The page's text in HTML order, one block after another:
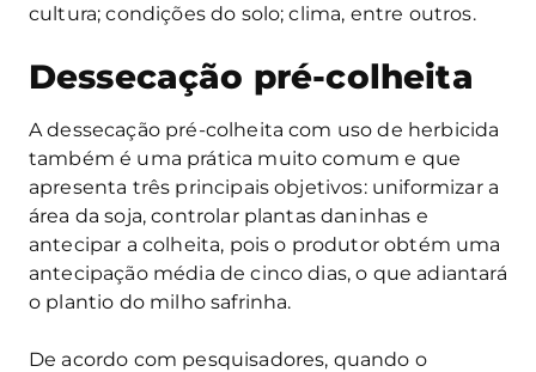
cultura; condições do solo; clima, entre outros.
Dessecação pré-colheita
A dessecação pré-colheita com uso de herbicida
também é uma prática muito comum e que
apresenta três principais objetivos: uniformizar a
área da soja, controlar plantas daninhas e
antecipar a colheita, pois o produtor obtém uma
antecipação média de cinco dias, o que adiantará
o plantio do milho safrinha.
De acordo com pesquisadores, quando o